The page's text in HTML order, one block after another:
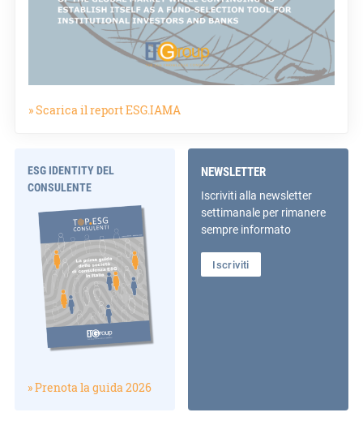
» Scarica il report ESG.IAMA
ESG IDENTITY DEL
CONSULENTE
» Prenota la guida 2026
NEWSLETTER
Iscriviti alla newsletter
settimanale per rimanere
sempre informato
Iscriviti